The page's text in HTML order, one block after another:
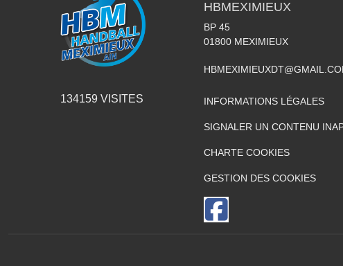
134159 VISITES
HBMEXIMIEUX
BP 45
01800 MEXIMIEUX
INFORMATIONS LÉGALES
SIGNALER UN CONTENU
CHARTE COOKIES
GESTION DES COOKIES